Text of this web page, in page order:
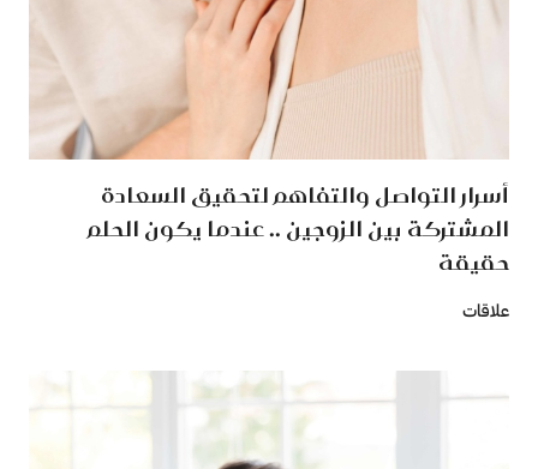
أسرار التواصل والتفاهم لتحقيق السعادة
المشتركة بين الزوجين .. عندما يكون الحلم
حقيقة
علاقات